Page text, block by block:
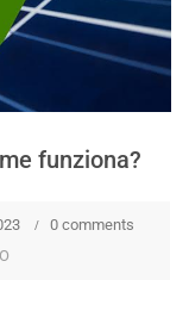
funziona?
0 comments